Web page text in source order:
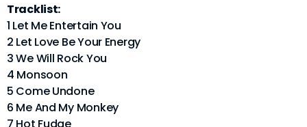
Tracklist:
1 Let Me Entertain You
2 Let Love Be Your Energy
3 We Will Rock You
4 Monsoon
5 Come Undone
6 Me And My Monkey
7 Hot Fudge